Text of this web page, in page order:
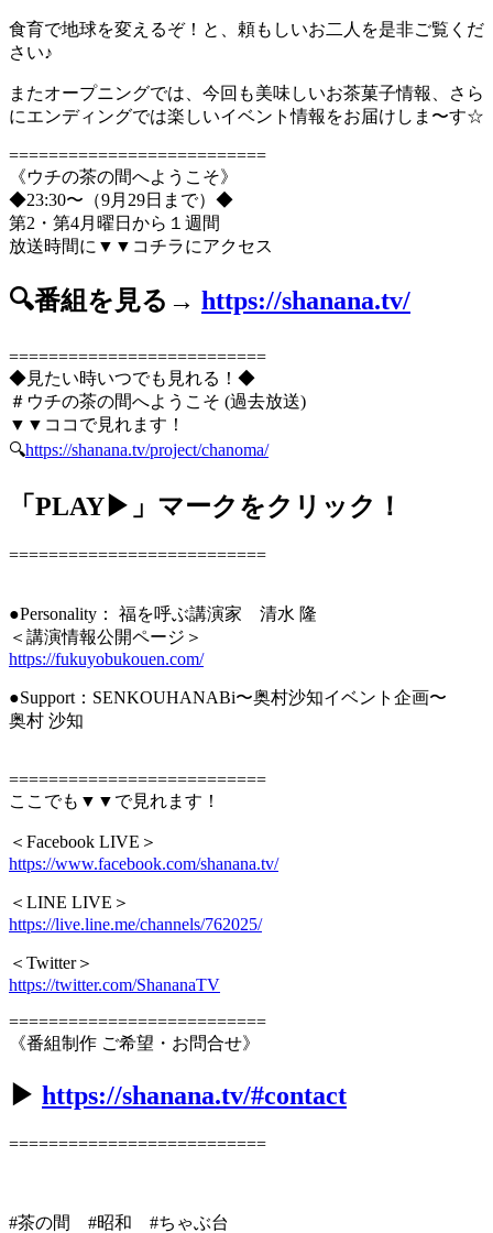
食育で地球を変えるぞ！と、頼もしいお二人を是非ご覧くだ
さい♪
またオープニングでは、今回も美味しいお茶菓子情報、さら
にエンディングでは楽しいイベント情報をお届けしま〜す☆
==========================
《ウチの茶の間へようこそ》
◆23:30〜（9月29日まで）◆
第2・第4月曜日から１週間
放送時間に▼▼コチラにアクセス
🔍番組を見る→ https://shanana.tv/
==========================
◆見たい時いつでも見れる！◆
＃ウチの茶の間へようこそ (過去放送)
▼▼ココで見れます！
🔍https://shanana.tv/project/chanoma/
「PLAY▶」マークをクリック！
==========================
●Personality： 福を呼ぶ講演家 清水 隆
＜講演情報公開ページ＞
https://fukuyobukouen.com/
●Support：SENKOUHANABi〜奥村沙知イベント企画〜
奥村 沙知
==========================
ここでも▼▼で見れます！
＜Facebook LIVE＞
https://www.facebook.com/shanana.tv/
＜LINE LIVE＞
https://live.line.me/channels/762025/
＜Twitter＞
https://twitter.com/ShananaTV
==========================
《番組制作 ご希望・お問合せ》
▶︎ https://shanana.tv/#contact
==========================
#茶の間 #昭和 #ちゃぶ台